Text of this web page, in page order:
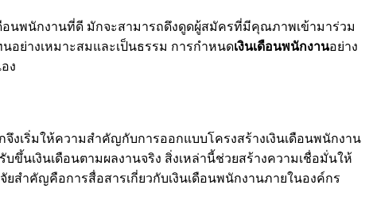
นพนักงานที่ดี มักจะสามารถดึงดูดผู้สมัครที่มีคุณภาพเข้ามาร่วม
อย่างเหมาะสมและเป็นธรรม การกำหนดเงินเดือนพนักงานอย่าง
ง
งเริ่มให้ความสำคัญกับการออกแบบโครงสร้างเงินเดือนพนักงาน
ขึ้นเงินเดือนตามผลงานจริง สิ่งเหล่านี้ช่วยสร้างความเชื่อมั่นให้
สำคัญคือการสื่อสารเกี่ยวกับเงินเดือนพนักงานภายในองค์กร